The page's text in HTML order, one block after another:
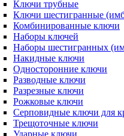
Ключи трубные
Ключи шестигранные
Комбинированные ключи
Наборы ключей
Наборы шестигранных
Накидные ключи
Односторонние ключи
Разводные ключи
Разрезные ключи
Рожковые ключи
Серповидные ключи для
Трещоточные ключи
Ударные ключи